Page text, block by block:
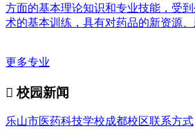
方面的基本理论知识和专业技能，受
术的基本训练，具有对药品的新资源、
更多专业
 校园新闻
乐山市医药科技学校成都校区联系方式